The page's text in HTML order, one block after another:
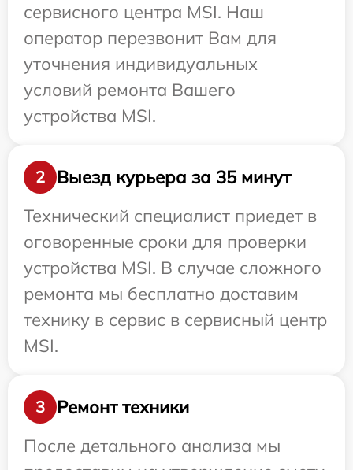
сервисного центра MSI. Наш
оператор перезвонит Вам для
уточнения индивидуальных
условий ремонта Вашего
устройства MSI.
2
Выезд курьера за 35 минут
Технический специалист приедет в
оговоренные сроки для проверки
устройства MSI. В случае сложного
ремонта мы бесплатно доставим
технику в сервис в сервисный центр
MSI.
3
Ремонт техники
После детального анализа мы